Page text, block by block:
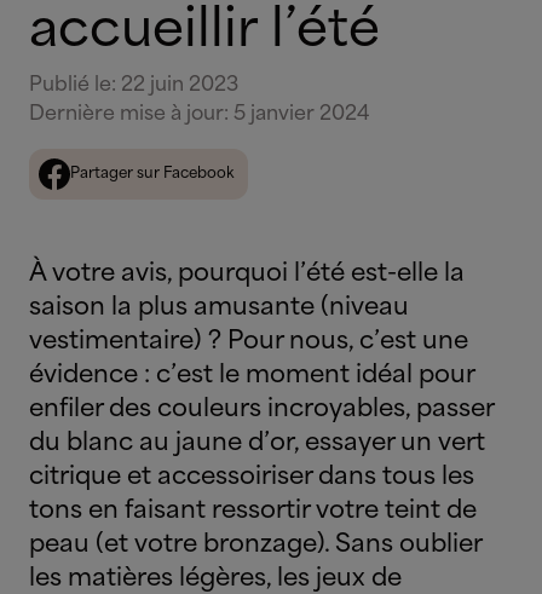
accueillir l’été
Publié le: 22 juin 2023
Dernière mise à jour: 5 janvier 2024
Partager sur Facebook
À votre avis, pourquoi l’été est-elle la
saison la plus amusante (niveau
vestimentaire) ? Pour nous, c’est une
évidence : c’est le moment idéal pour
enfiler des couleurs incroyables, passer
du blanc au jaune d’or, essayer un vert
citrique et accessoiriser dans tous les
tons en faisant ressortir votre teint de
peau (et votre bronzage). Sans oublier
les matières légères, les jeux de